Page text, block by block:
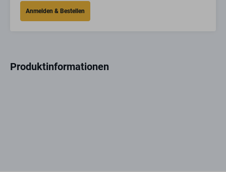
Produktinformationen